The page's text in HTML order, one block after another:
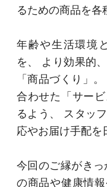
るための商品を各
年齢や生活環境
を、 より効果的
「商品づくり」
合わせた「サー
るよう、 スタッ
応やお届け手配を
今回のご縁がき
の商品や健康情